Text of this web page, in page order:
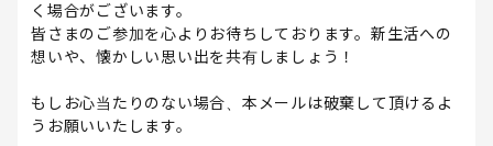
く場合がございます。
皆さまのご参加を心よりお待ちしております。新生活への
想いや、懐かしい思い出を共有しましょう！
もしお心当たりのない場合、本メールは破棄して頂けるよ
うお願いいたします。